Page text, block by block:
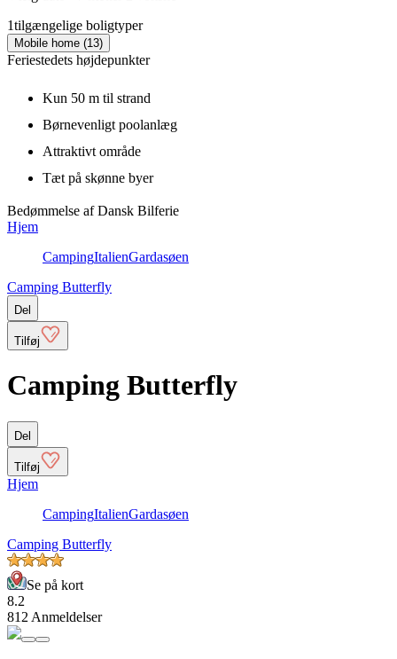
1tilgængelige boligtyper
Mobile home (13)
Feriestedets højdepunkter
Kun 50 m til strand
Børnevenligt poolanlæg
Attraktivt område
Tæt på skønne byer
Bedømmelse af Dansk Bilferie
Hjem
CampingItalienGardasøen
Camping Butterfly
Del
Tilføj
Camping Butterfly
Del
Tilføj
Hjem
CampingItalienGardasøen
Camping Butterfly
Se på kort
8.2
812 Anmeldelser